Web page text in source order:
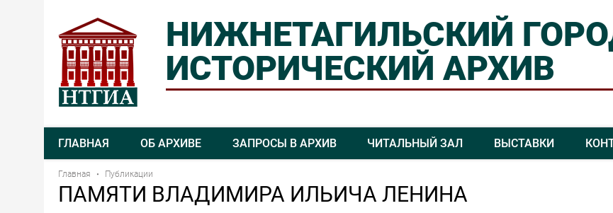
НИЖНЕТАГИЛЬСКИЙ
ИСТОРИЧЕСКИЙ АРХИВ
ГЛАВНАЯ ОБ АРХИВЕ ЗАПРОСЫ В АРХИВ ЧИТАЛЬНЫЙ ЗАЛ ВЫСТАВКИ
Главная Публикации
ПАМЯТИ ВЛАДИМИРА ИЛЬИЧА ЛЕНИНА
Заявка принята
Спасибо за обращение!
ЗАКРЫТЬ
Ошибка отправки
Проверьте корректность вводимых